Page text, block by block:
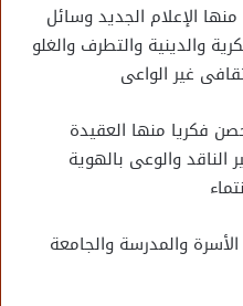
الإعلام الجديد وسائل
والدينية والتطرف والغلو
غير الواعى
فكريا منها العقيدة
الناقد والوعى بالهوية
والمدرسة والجامعة